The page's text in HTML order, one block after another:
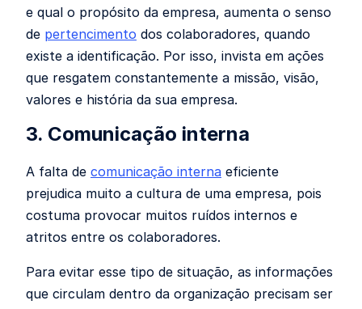
e qual o propósito da empresa, aumenta o senso
de pertencimento dos colaboradores, quando
existe a identificação. Por isso, invista em ações
que resgatem constantemente a missão, visão,
valores e história da sua empresa.
3. Comunicação interna
A falta de comunicação interna eficiente
prejudica muito a cultura de uma empresa, pois
costuma provocar muitos ruídos internos e
atritos entre os colaboradores.
Para evitar esse tipo de situação, as informações
que circulam dentro da organização precisam ser